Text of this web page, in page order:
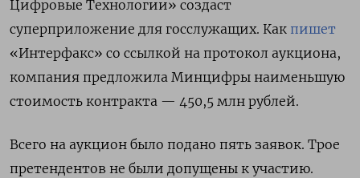
Цифровые Технологии» создаст
суперприложение для госслужащих. Как пишет
«Интерфакс» со ссылкой на протокол аукциона,
компания предложила Минцифры наименьшую
стоимость контракта — 450,5 млн рублей.
Всего на аукцион было подано пять заявок. Трое
претендентов не были допущены к участию.